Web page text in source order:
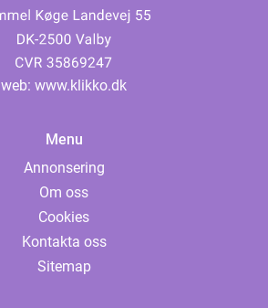
web: www.klikko.dk
Menu
Annonsering
Om oss
Cookies
Kontakta oss
Sitemap